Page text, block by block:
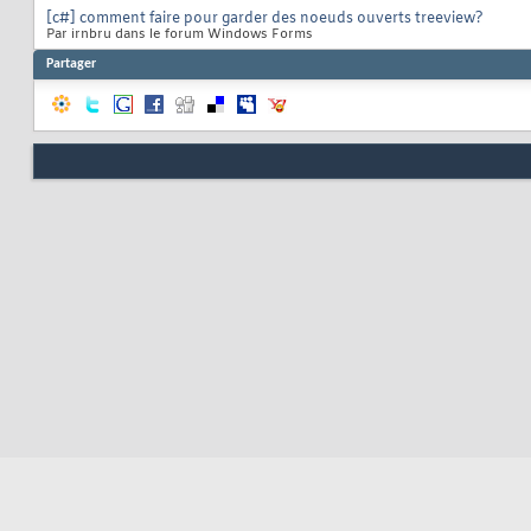
[c#] comment faire pour garder des noeuds ouverts treeview?
Par irnbru dans le forum Windows Forms
Partager